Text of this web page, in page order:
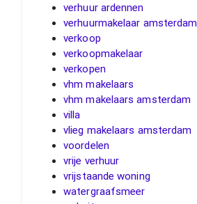
verhuur ardennen
verhuurmakelaar amsterdam
verkoop
verkoopmakelaar
verkopen
vhm makelaars
vhm makelaars amsterdam
villa
vlieg makelaars amsterdam
voordelen
vrije verhuur
vrijstaande woning
watergraafsmeer